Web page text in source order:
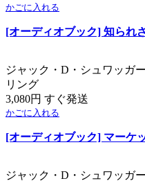
かごに入れる
[オーディオブック] 知られ
ジャック・D・シュワッガ
リング
3,080円 すぐ発送
かごに入れる
[オーディオブック] マーケ
ジャック・D・シュワッガ